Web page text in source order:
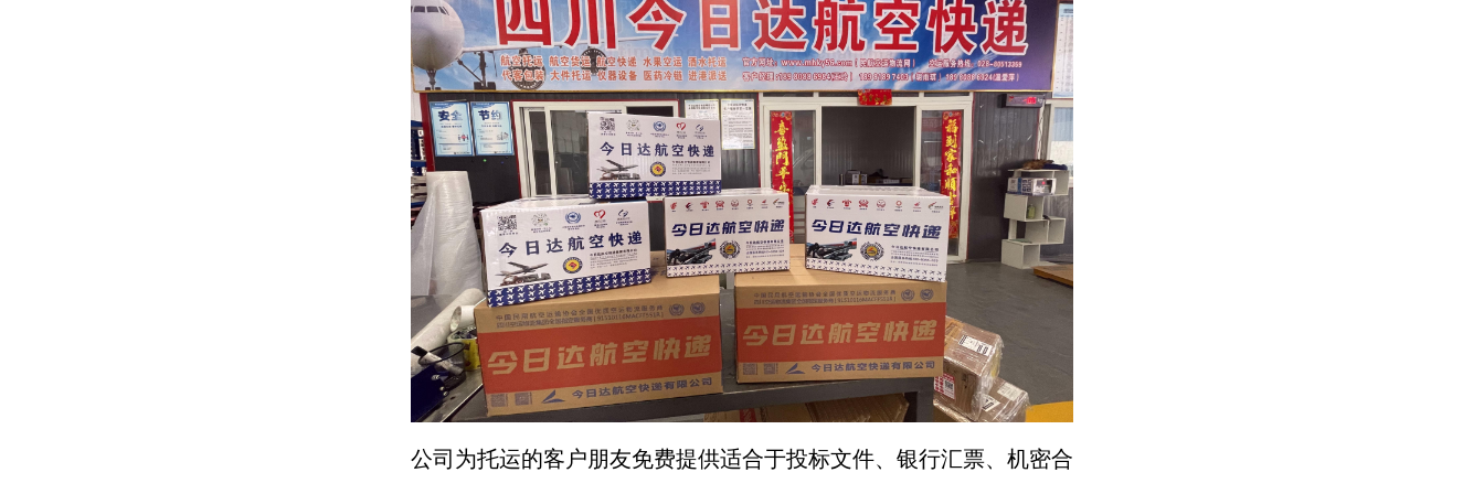
公司为托运的客户朋友免费提供适合于投标文件、银行汇票、机密合